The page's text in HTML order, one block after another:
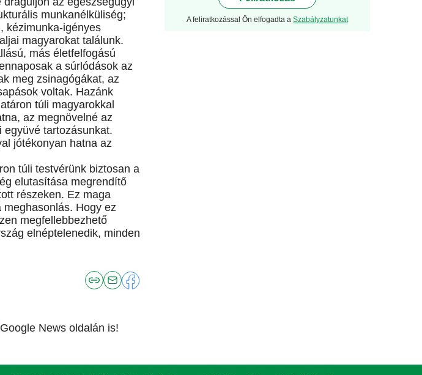
munkanélküliség;
kézimunka-igényes
magyarokat találunk.
más életfelfogású
a súrlódások az
meg zsinagógákat, az
voltak. Hazánk
túli magyarokkal
az megnövelné az
tartozásunkat.
jótékonyan hatna az
túli testvérünk biztosan a
elutasítása megrendítő
részeken. Ez maga
meghasonlás. Hogy ez
megfellebbezhető
elnéptelenedik, minden
Google News oldalán is!
A feliratkozással Ön elfogadta a Szabályzatunkat